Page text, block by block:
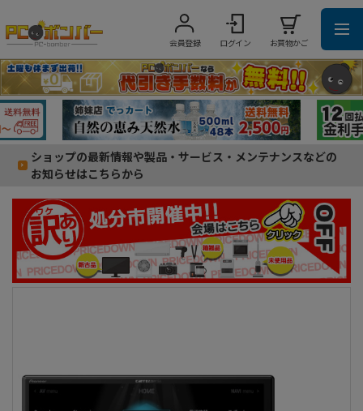
会員登録 ログイン お買物かご
ショップの最新情報や製品・サービス・メンテナンスなどの
お知らせはこちらから